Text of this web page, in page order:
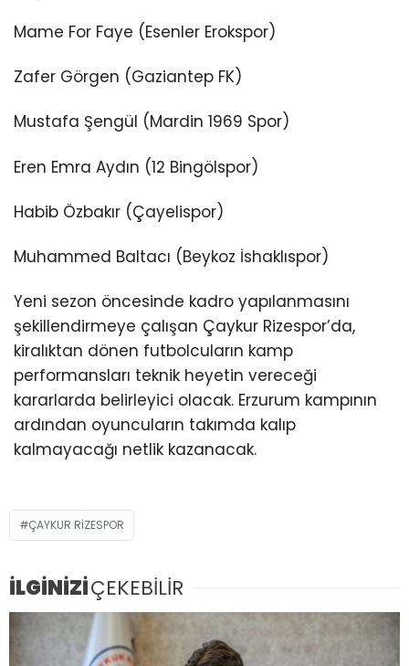
Mame For Faye (Esenler Erokspor)
Zafer Görgen (Gaziantep FK)
Mustafa Şengül (Mardin 1969 Spor)
Eren Emra Aydın (12 Bingölspor)
Habib Özbakır (Çayelispor)
Muhammed Baltacı (Beykoz İshaklıspor)
Yeni sezon öncesinde kadro yapılanmasını
şekillendirmeye çalışan Çaykur Rizespor’da,
kiralıktan dönen futbolcuların kamp
performansları teknik heyetin vereceği
kararlarda belirleyici olacak. Erzurum kampının
ardından oyuncuların takımda kalıp
kalmayacağı netlik kazanacak.
ÇAYKUR RIZESPOR
İLGİNİZİÇEKEBİLİR